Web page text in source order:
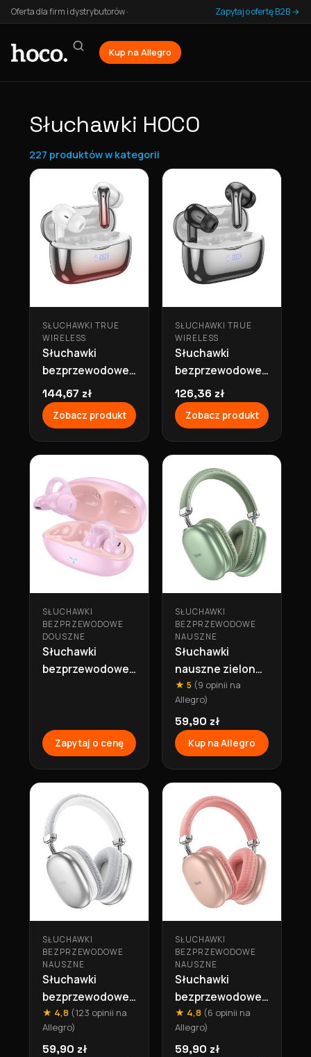
Oferta dla firm i dystrybutorów · Zapytaj o ofertę B2B →
Kup na Allegro
Słuchawki HOCO
227 produktów w kategorii
Lista produktów
SŁUCHAWKI TRUE
WIRELESS
Słuchawki
bezprzewodowe
douszne
bluetooth 7h
TWS ANC+ENC
EQ16 czerwone
Hoco
144,67 zł
Zobacz produkt
SŁUCHAWKI TRUE
WIRELESS
Słuchawki
bezprzewodowe
douszne
bluetooth 7h
TWS ANC+ENC
EQ16 czarne
Hoco
126,36 zł
Zobacz produkt
SŁUCHAWKI
BEZPRZEWODOWE
DOUSZNE
Słuchawki
bezprzewodowe
różowe Hoco
Zapytaj o cenę
SŁUCHAWKI
BEZPRZEWODOWE
NAUSZNE
Słuchawki
nauszne zielone
- bluetooth 90h
W35 Max zielone
Hoco
★ 5 (9 opinii na
Allegro)
59,90 zł
Kup na Allegro
SŁUCHAWKI
BEZPRZEWODOWE
NAUSZNE
Słuchawki
bezprzewodowe
nagłowe
bluetooth 90h
W35 Max srebrny
★ 4,8 (123 opinii na
Allegro)
59,90 zł
SŁUCHAWKI
BEZPRZEWODOWE
NAUSZNE
Słuchawki
bezprzewodowe
nagłowe
bluetooth 90h
W35 Max różowe
★ 4,8 (6 opinii na
Allegro)
59,90 zł